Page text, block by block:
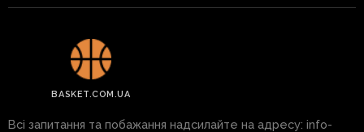
BASKET.COM.UA
Всі запитання та побажання надсилайте на адресу: info-